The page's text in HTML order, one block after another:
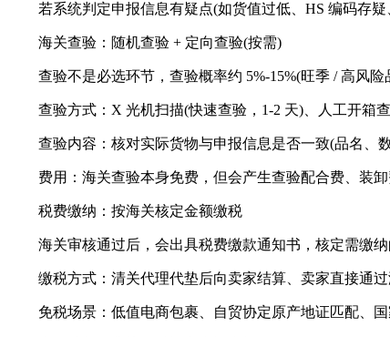
若系统判定申报信息有疑点(如货值过低、HS 编码存疑
海关查验：随机查验 + 定向查验(按需)
查验不是必选环节，查验概率约 5%-15%(旺季 / 高风险
查验方式：X 光机扫描(快速查验，1-2 天)、人工开箱查
查验内容：核对实际货物与申报信息是否一致(品名、
费用：海关查验本身免费，但会产生查验配合费、装卸
税费缴纳：按海关核定金额缴税
海关审核通过后，会出具税费缴款通知书，核定需缴纳
缴税方式：清关代理代垫后向卖家结算、卖家直接通过
免税场景：低值电商包裹、自贸协定原产地证匹配、国